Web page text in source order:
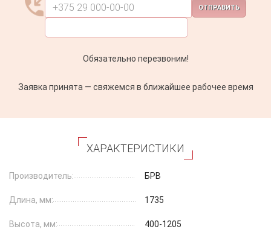
ОТПРАВИТЬ
Обязательно перезвоним!
Заявка принята — свяжемся в ближайшее рабочее время
ХАРАКТЕРИСТИКИ
Производитель: БРВ
Длина, мм: 1735
Высота, мм: 400-1205